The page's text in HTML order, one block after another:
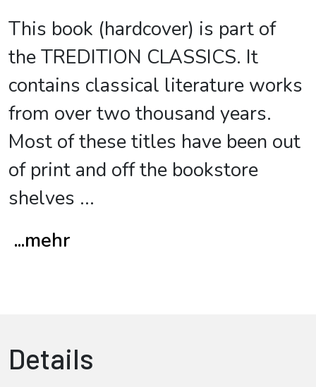
This book (hardcover) is part of
the TREDITION CLASSICS. It
contains classical literature works
from over two thousand years.
Most of these titles have been out
of print and off the bookstore
shelves ...
...mehr
Details